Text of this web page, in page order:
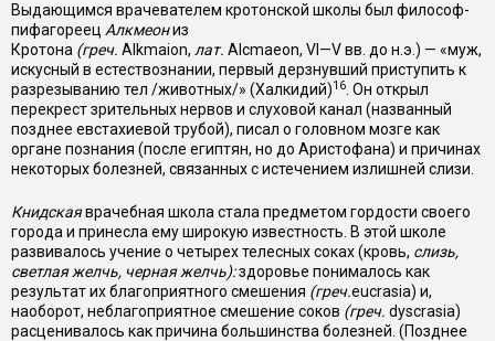
Выдающимся врачевателем кротонской школы был философ-
пифагореец Алкмеониз
Кротона (греч. Alkmaion, лат. Alcmaeon, VI —Vвв. до н.э.) — «муж,
искусный в естествознании, первый дерзнувший приступить к
разрезыванию тел /животных/» (Халкидий)16. Он открыл
перекрест зрительных нервов и слуховой канал (названный
позднее евстахиевой трубой), писал о го­ловном мозге как
органе познания (после египтян, но до Аристофана) и причи­нах
некоторых болезней, связанных с истечением излишней слизи.
Книдскаяврачебная школа стала предметом гордости своего
города и при­несла ему широкую известность. В этой школе
развивалось учение о четырех телесных соках (кровь, слизь,
светлая желчь, черная желчь):здоровье по­нималось как
результат их благоприятного смешения (греч.eucrasia) и,
наобо­рот, неблагоприятное смешение соков (греч. dyscrasia)
расценивалось как при­чина большинства болезней. (Позднее